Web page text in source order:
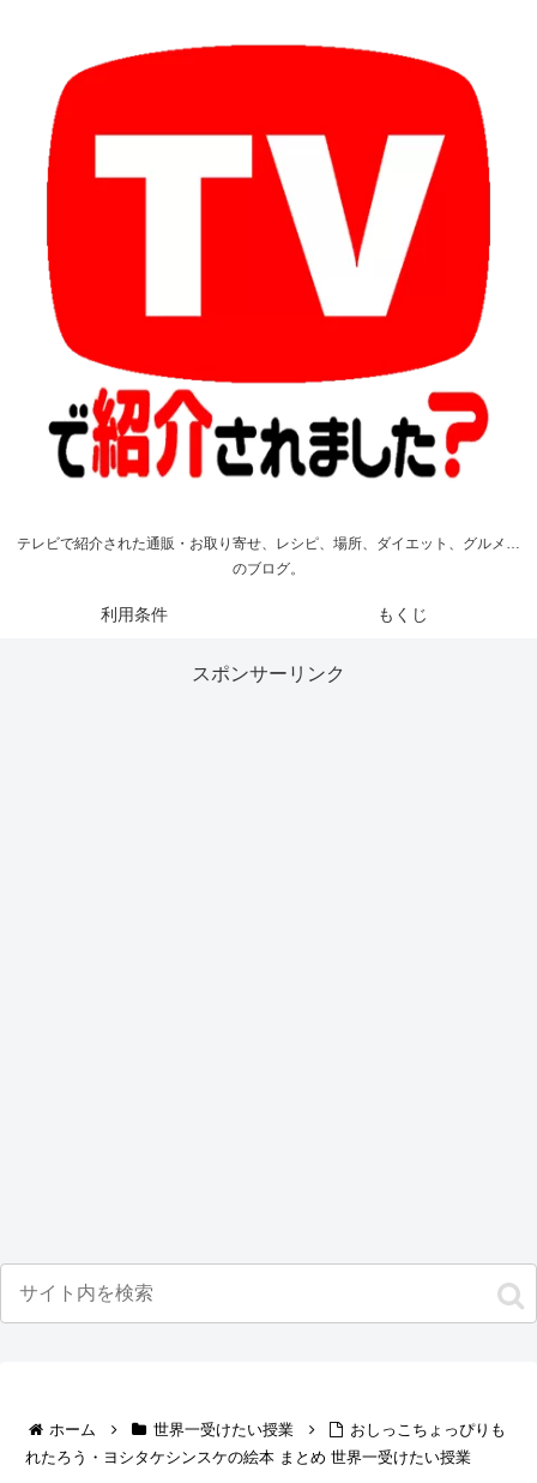
テレビで紹介された通販・お取り寄せ、レシピ、場所、ダイエット、グルメ…
のブログ。
利用条件 もくじ
スポンサーリンク
ホーム 世界一受けたい授業
おしっこちょっぴりも
れたろう・ヨシタケシンスケの絵本 まとめ 世界一受けたい授業